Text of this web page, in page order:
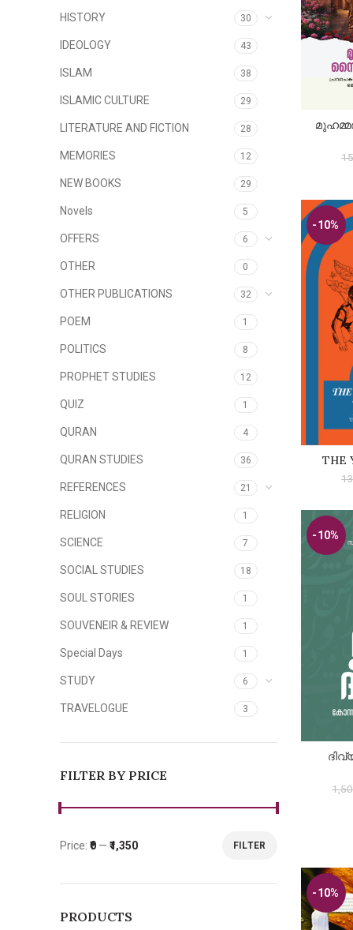
HISTORY 30
IDEOLOGY 43
ISLAM 38
ISLAMIC CULTURE 29
LITERATURE AND FICTION 28
MEMORIES 12
NEW BOOKS 29
Novels 5
OFFERS 6
OTHER 0
OTHER PUBLICATIONS 32
POEM 1
POLITICS 8
PROPHET STUDIES 12
QUIZ 1
QURAN 4
QURAN STUDIES 36
REFERENCES 21
RELIGION 1
SCIENCE 7
SOCIAL STUDIES 18
SOUL STORIES 1
SOUVENEIR & REVIEW 1
Special Days 1
STUDY 6
TRAVELOGUE 3
FILTER BY PRICE
FILTER
Price: ₹0 — ₹1,350
PRODUCTS
-10%
THE
-10%
-10%